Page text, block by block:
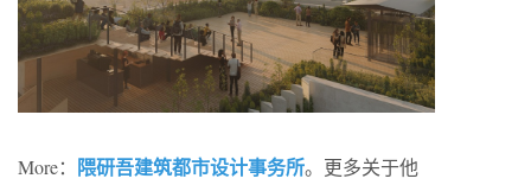
More： 隈研吾建筑都市设计事务所。更多关于他